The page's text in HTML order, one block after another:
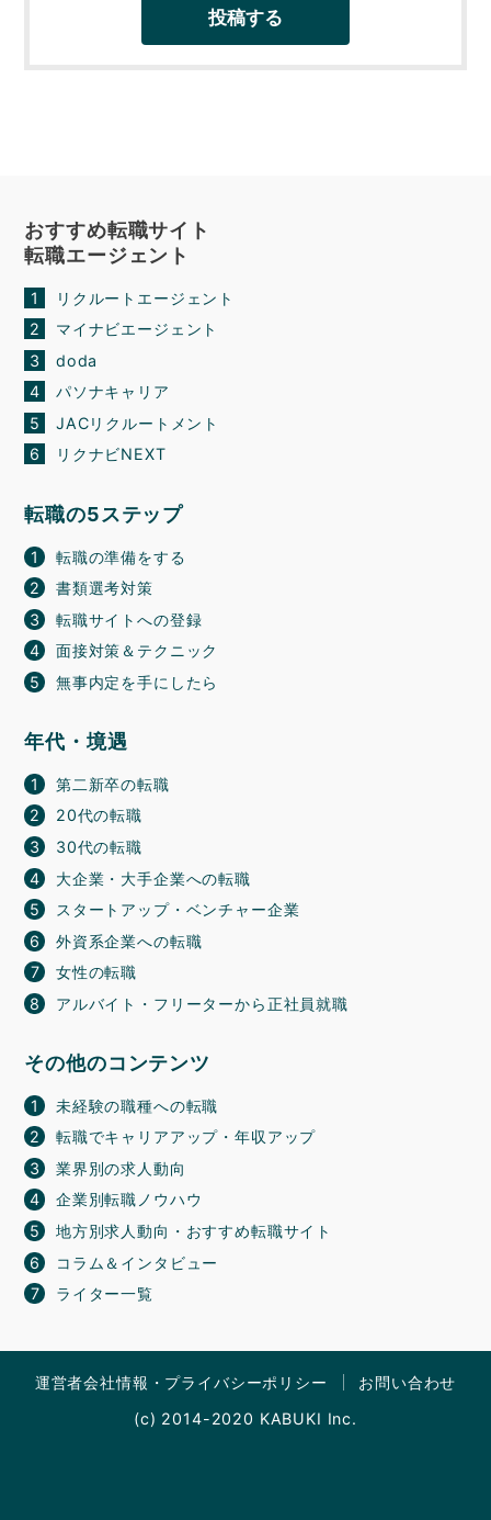
おすすめ転職サイト
転職エージェント
リクルートエージェント
マイナビエージェント
doda
パソナキャリア
JACリクルートメント
リクナビNEXT
転職の5ステップ
転職の準備をする
書類選考対策
転職サイトへの登録
面接対策＆テクニック
無事内定を手にしたら
年代・境遇
第二新卒の転職
20代の転職
30代の転職
大企業・大手企業への転職
スタートアップ・ベンチャー企業
外資系企業への転職
女性の転職
アルバイト・フリーターから正社員就職
その他のコンテンツ
未経験の職種への転職
転職でキャリアアップ・年収アップ
業界別の求人動向
企業別転職ノウハウ
地方別求人動向・おすすめ転職サイト
コラム＆インタビュー
ライター一覧
運営者会社情報・プライバシーポリシー
お問い合わせ
(c) 2014-2020 KABUKI Inc.